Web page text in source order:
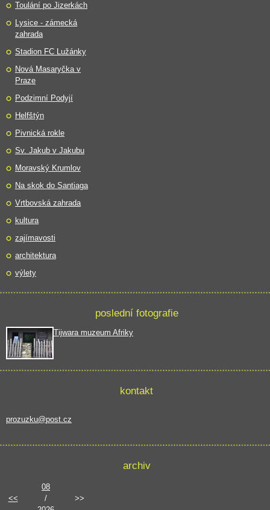
Toulání po Jizerkách
Lysice - zámecká
zahrada
Stadion FC Lužánky
Nová Masaryčka v
Praze
Podzimní Podyjí
Helfštýn
Pivnická rokle
Sv. Jakub v Jakubu
Moravský Krumlov
Na skok do Santiaga
Vrtbovská zahrada
kultura
zajímavosti
architektura
výlety
poslední fotografie
Tijwara muzeum Afriky
kontakt
prozuzku@post.cz
archiv
<<
08
/
>>